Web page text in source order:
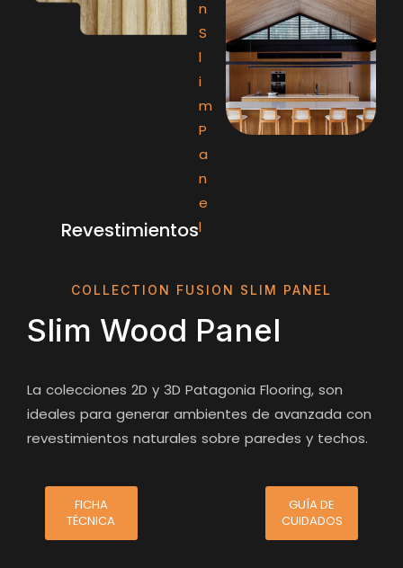
Revestimientos
n
S
l
i
m
P
a
n
e
l
COLLECTION FUSION SLIM PANEL
Slim Wood Panel
La colecciones 2D y 3D Patagonia Flooring, son
ideales para generar ambientes de avanzada con
revestimientos naturales sobre paredes y techos.
FICHA
TÉCNICA
GUÍA DE
CUIDADOS